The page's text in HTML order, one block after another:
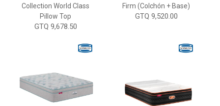
Collection World Class
Pillow Top
GTQ 9,678.50
Firm (Colchón + Base)
GTQ 9,520.00